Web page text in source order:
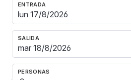
ENTRADA
SALIDA
PERSONAS